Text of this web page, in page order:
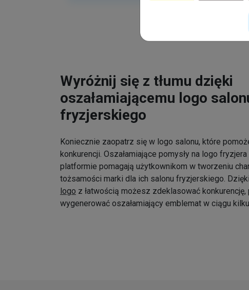
Wyróżnij się z tłumu dzięki
oszałamiającemu logo
fryzjerskiego
Koniecznie zaopatrz się w logo salonu, które
konkurencji. Oszałamiające pomysły na logo
platformie pomagają użytkownikom w tworzeniu
tożsamości marki dla ich salonu fryzjerskiego.
logo z łatwością możesz zdeklasować
wygenerować oszałamiający emblemat w ciągu